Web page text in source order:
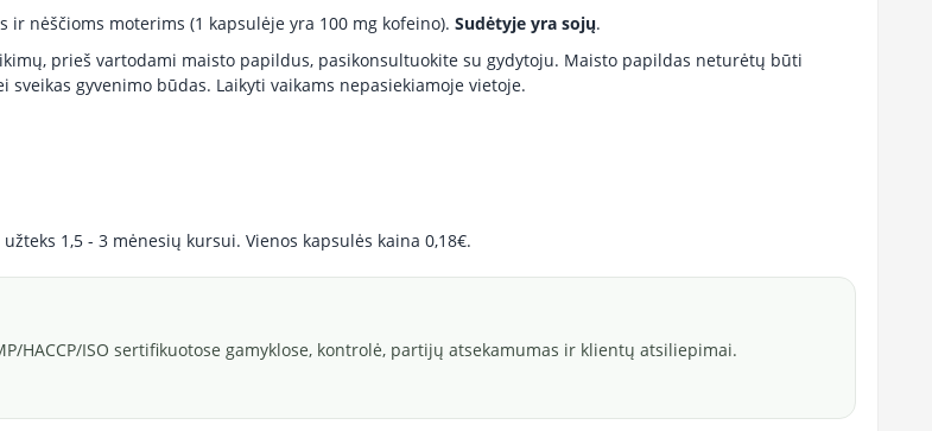
ir nėščioms moterims (1 kapsulėje yra 100 mg kofeino). Sudėtyje yra sojų.
prieš vartodami maisto papildus, pasikonsultuokite su gydytoju. Maisto papildas neturėtų būti
gyvenimo būdas. Laikyti vaikams nepasiekiamoje vietoje.
1,5 - 3 mėnesių kursui. Vienos kapsulės kaina 0,18€.
HACCP/ISO sertifikuotose gamyklose, kontrolė, partijų atsekamumas ir klientų atsiliepimai.